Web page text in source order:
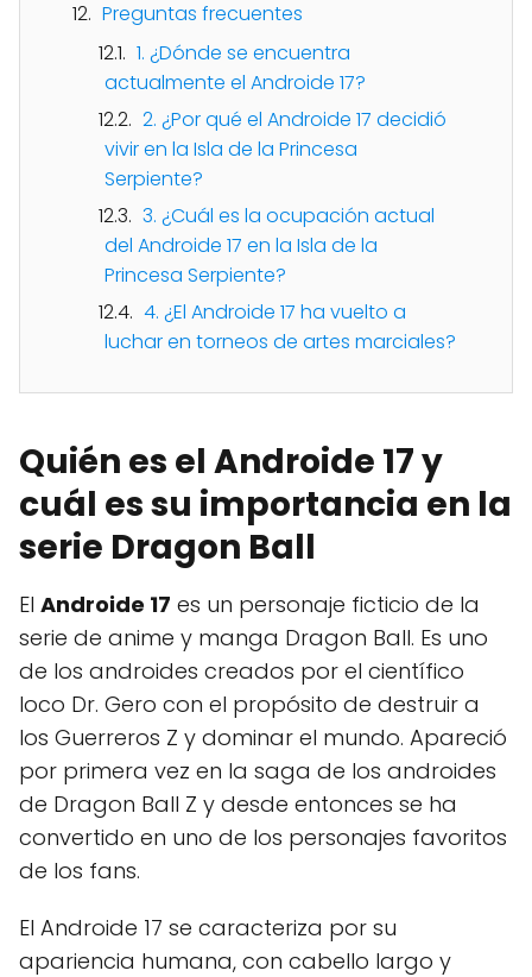
Preguntas frecuentes
1. ¿Dónde se encuentra
actualmente el Androide 17?
2. ¿Por qué el Androide 17 decidió
vivir en la Isla de la Princesa
Serpiente?
3. ¿Cuál es la ocupación actual
del Androide 17 en la Isla de la
Princesa Serpiente?
4. ¿El Androide 17 ha vuelto a
luchar en torneos de artes marciales?
Quién es el Androide 17 y
cuál es su importancia en la
serie Dragon Ball
El Androide 17 es un personaje ficticio de la
serie de anime y manga Dragon Ball. Es uno
de los androides creados por el científico
loco Dr. Gero con el propósito de destruir a
los Guerreros Z y dominar el mundo. Apareció
por primera vez en la saga de los androides
de Dragon Ball Z y desde entonces se ha
convertido en uno de los personajes favoritos
de los fans.
El Androide 17 se caracteriza por su
apariencia humana, con cabello largo y